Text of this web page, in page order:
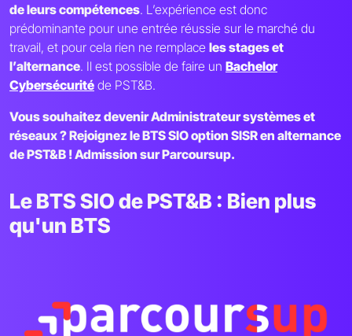
de leurs compétences. L’expérience est donc
prédominante pour une entrée réussie sur le marché du
travail, et pour cela rien ne remplace les stages et
l’alternance. Il est possible de faire un Bachelor
Cybersécurité de PST&B.
Vous souhaitez devenir Administrateur systèmes et
réseaux ? Rejoignez le BTS SIO option SISR en alternance
de PST&B ! Admission sur Parcoursup.
Le BTS SIO de PST&B : Bien plus
qu'un BTS